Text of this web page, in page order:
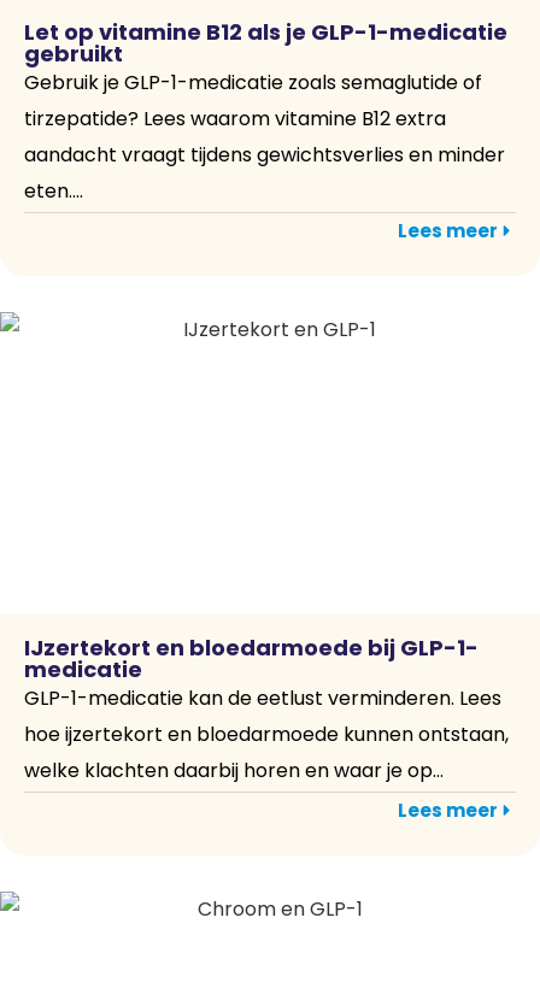
Let op vitamine B12 als je GLP-1-medicatie
gebruikt
Gebruik je GLP-1-medicatie zoals semaglutide of
tirzepatide? Lees waarom vitamine B12 extra
aandacht vraagt tijdens gewichtsverlies en minder
eten....
Lees meer
IJzertekort en bloedarmoede bij GLP-1-
medicatie
GLP-1-medicatie kan de eetlust verminderen. Lees
hoe ijzertekort en bloedarmoede kunnen ontstaan,
welke klachten daarbij horen en waar je op...
Lees meer